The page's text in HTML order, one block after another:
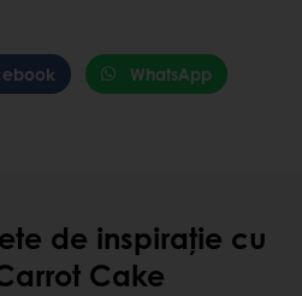
WhatsApp
de inspirație cu
Cake